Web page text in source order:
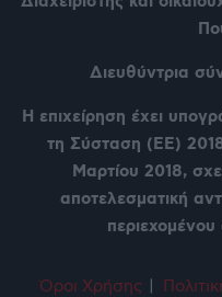
Διευθύντρια
Η επιχείρηση έχει
τη Σύσταση (ΕΕ)
Μαρτίου 2018,
αποτελεσματική
Όροι Χρήσης